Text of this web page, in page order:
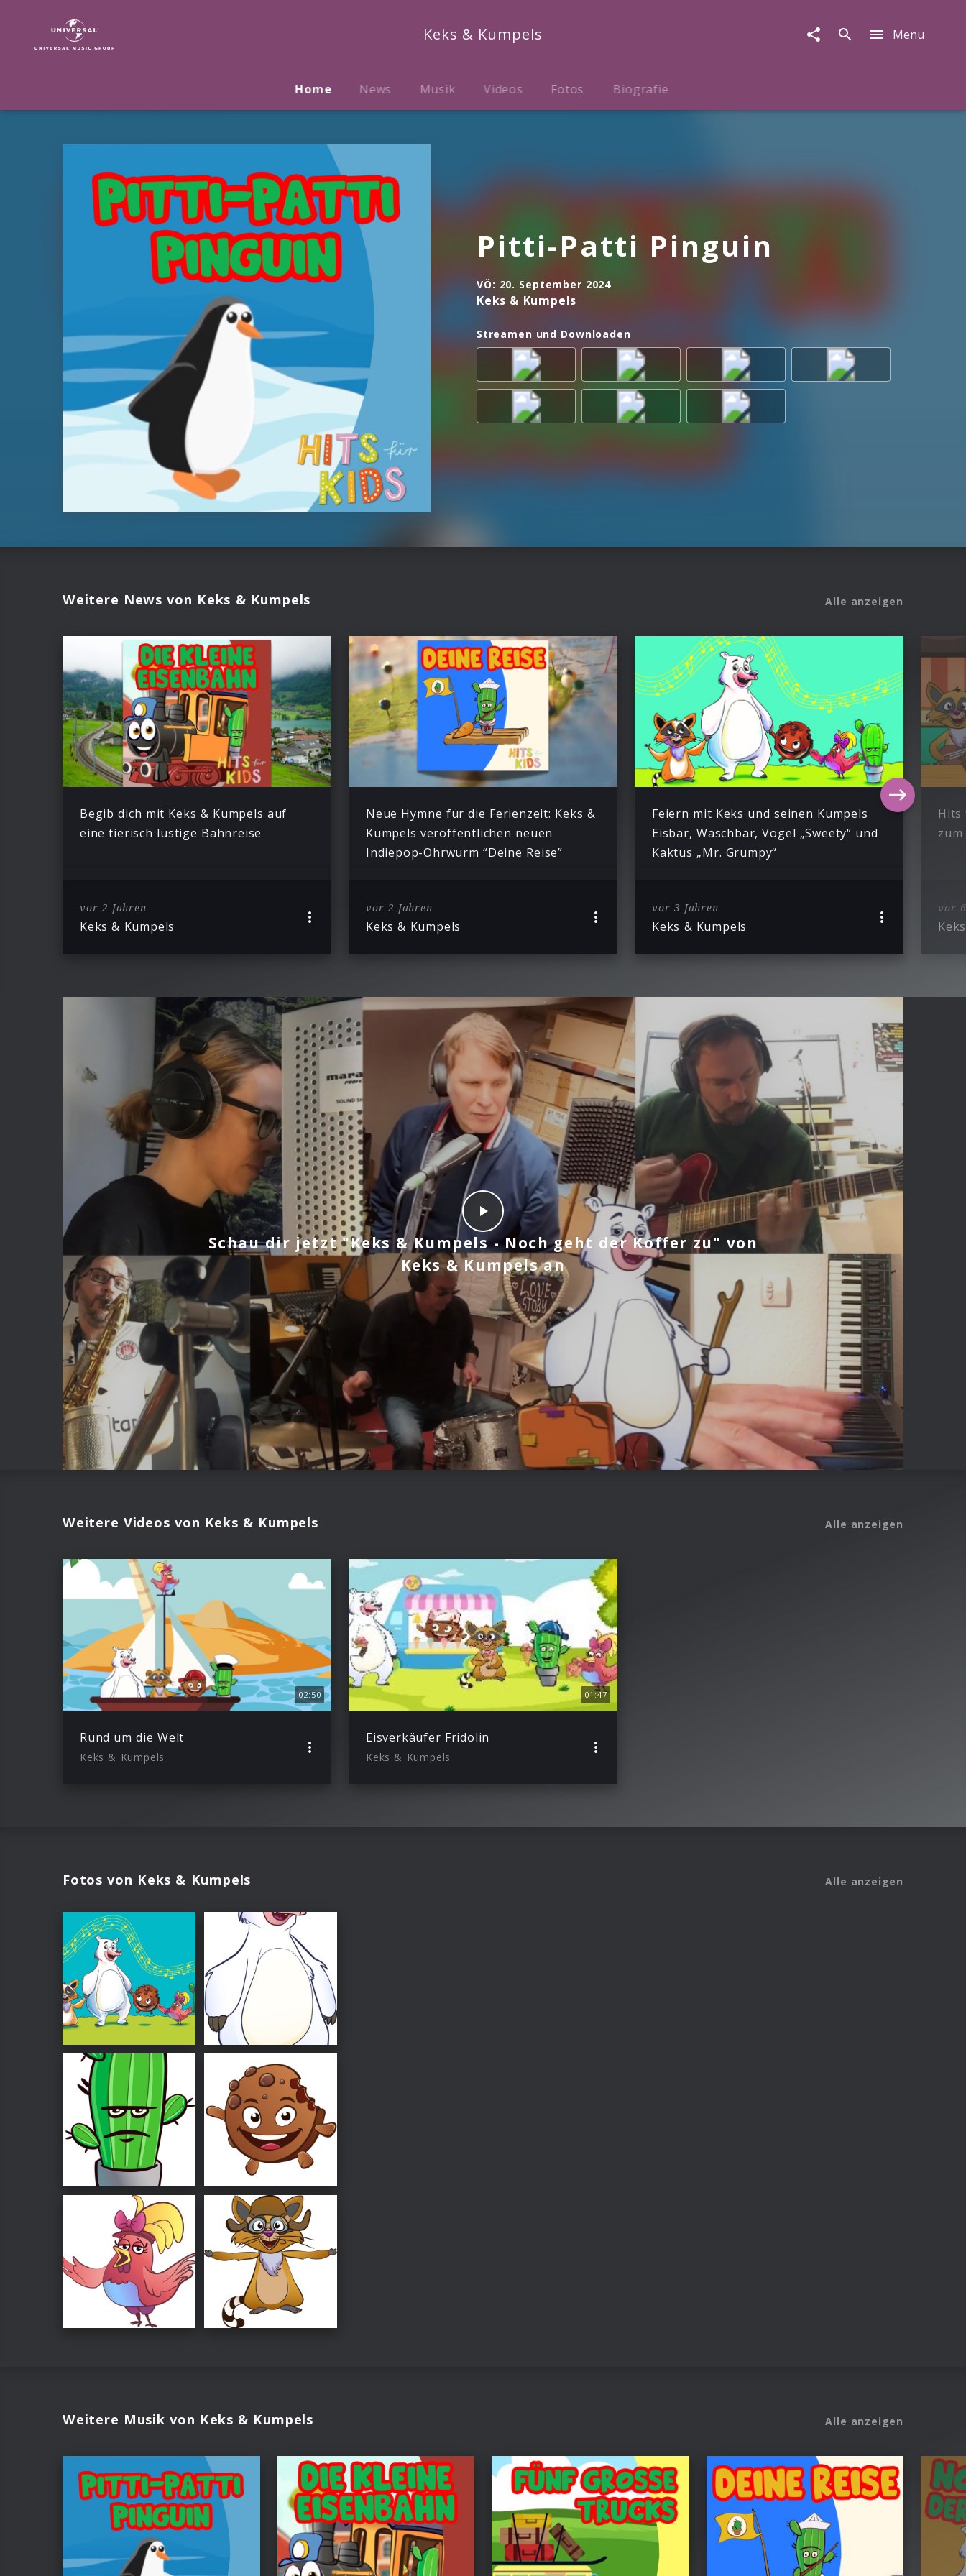
Kumpels
Merch
Keks & Kumpels Menu
Home News Musik Videos Fotos Biografie
Pitti-Patti Pinguin
VÖ: 20. September 2024
Keks & Kumpels
Streamen und Downloaden
Weitere News von Keks & Kumpels Alle anzeigen
Begib dich mit Keks & Kumpels auf
eine tierisch lustige Bahnreise
vor 2 Jahren
Keks & Kumpels
Neue Hymne für die Ferienzeit: Keks &
Kumpels veröffentlichen neuen
Indiepop-Ohrwurm “Deine Reise”
vor 2 Jahren
Keks & Kumpels
Feiern mit Keks und seinen Kumpels
Eisbär, Waschbär, Vogel „Sweety“ und
Kaktus „Mr. Grumpy“
vor 3 Jahren
Keks & Kumpels
Hits
vor
Schau dir jetzt "Keks & Kumpels - Noch geht der Koffer zu" von
Keks & Kumpels an
Weitere Videos von Keks & Kumpels Alle anzeigen
02:50
Rund um die Welt
Keks & Kumpels
01:47
Eisverkäufer Fridolin
Keks & Kumpels
Fotos von Keks & Kumpels Alle anzeigen
Weitere Musik von Keks & Kumpels Alle anzeigen